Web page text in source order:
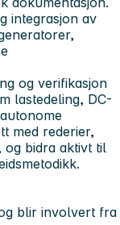
integrasjon av
og verifikasjon
lastedeling, DC-
med rederier,
bidra aktivt til
blir involvert fra